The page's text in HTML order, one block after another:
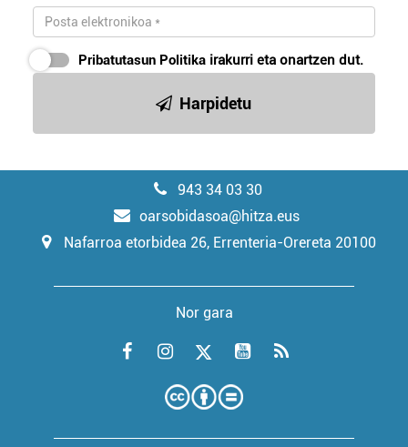
Pribatutasun Politika irakurri eta onartzen dut.
Harpidetu
943 34 03 30
oarsobidasoa@hitza.eus
Nafarroa etorbidea 26, Errenteria-Orereta 20100
Nor gara